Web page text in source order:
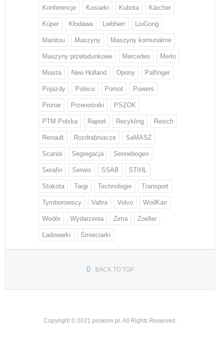
Konferencje Kosiarki Kubota Kärcher
Küper Kłodawa Liebherr LiuGong
Manitou Maszyny Maszyny komunalme
Maszyny przeładunkowe Mercedes Merlo
Miasta New Holland Opony Palfinger
Pojazdy Poleco Pomot Powers
Pronar Przenośniki PSZOK
PTM Polska Raport Recykling Reisch
Renault Rozdrabniacze SaMASZ
Scania Segregacja Sennebogen
Serafin Serwis SSAB STIHL
Stokota Targi Technologie Transport
Tymborowscy Valtra Volvo WodKan
Wodór Wydarzenia Zima Zoeller
Ładowarki Śmieciarki
BACK TO TOP
Copyright © 2021 poskom.pl. All Rights Reserved.